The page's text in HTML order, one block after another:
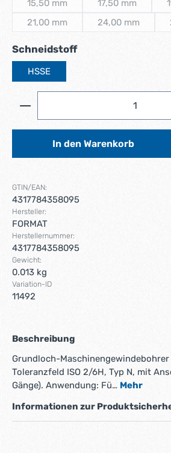
15,50 mm
(Diese Option ist zurzeit nicht
17,50 mm
(Diese Option
21,00 mm
(Diese Option ist zurzeit nicht
24,00 mm
(Diese
Schneidstoffauswählen
HSSE
Produkt Anzahl: Gib den
In den Warenkorb
GTIN/EAN:
4317784358095
Hersteller:
FORMAT
Herstellernummer:
4317784358095
Gewicht:
0.013 kg
Variation-ID
11492
Beschreibung
Grundloch-
Toleranzfeld ISO 2/6H, Typ N, mit
Gänge). Anwendung: Fü… Mehr
Informationen zur